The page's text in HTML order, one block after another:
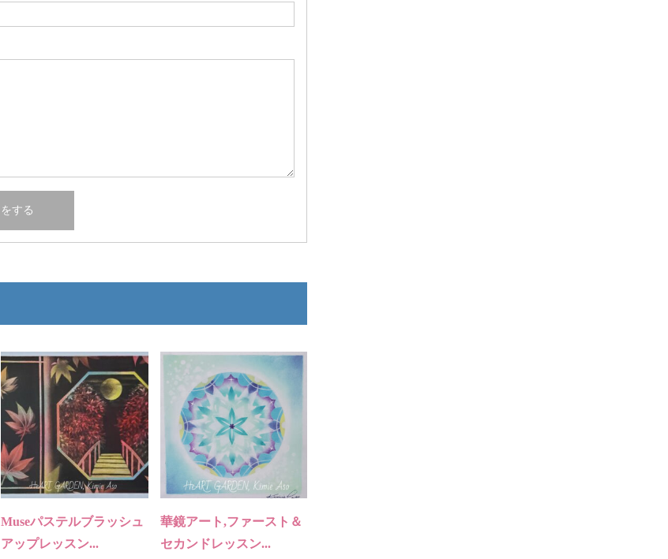
Museパステルブラッシュ
アップレッスン...
華鏡アート,ファースト＆
セカンドレッスン...